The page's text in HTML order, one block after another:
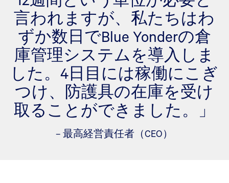
言われますが、私たちはわ
ずか数日でBlue Yonderの倉
庫管理システムを導入しま
した。4日目には稼働にこぎ
つけ、防護具の在庫を受け
取ることができました。」
– 最高経営責任者（CEO）